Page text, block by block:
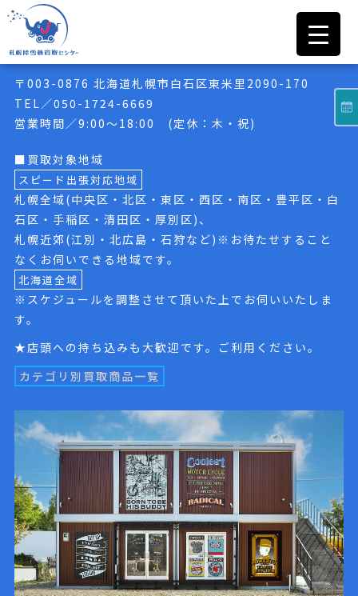
札幌除雪機買取センター
〒003-0876 北海道札幌市白石区東米里2090-170
TEL／050-1724-6669
営業時間／9:00〜18:00 (定休：木・祝)
■買取対象地域
スピード出張対応地域
札幌全域(中央区・北区・東区・西区・南区・豊平区・白
石区・手稲区・清田区・厚別区)、
札幌近郊(江別・北広島・石狩など)※お待たせすること
なくお伺いできる地域です。
北海道全域
※スケジュールを調整させて頂いた上でお伺いいたしま
す。
★店頭への持ち込みも大歓迎です。ご利用ください。
カテゴリ別買取商品一覧